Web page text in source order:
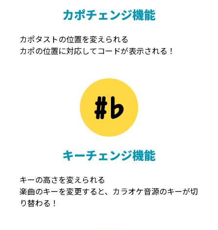
カポチェンジ機能
カポタストの位置を変えられる
カポの位置に対応してコードが表示される！
キーチェンジ機能
キーの高さを変えられる
楽曲のキーを変更すると、カラオケ音源のキーが切
り替わる！